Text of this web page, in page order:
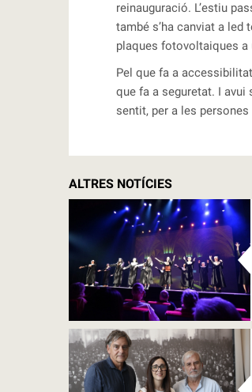
reinauguració. L’estiu
també s’ha canviat a led
plaques fotovoltaiques a
Pel que fa a
que fa a seguretat. I avui
sentit, per a les
ALTRES NOTÍCIES